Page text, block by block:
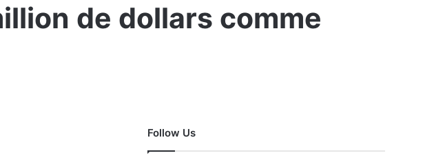
de dollars comme
Follow Us